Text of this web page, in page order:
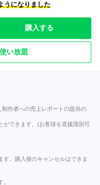
うになりました
購入する
い放題
作者への売上レポートの提供の
ができます。(お客様を直接識別可
。購入後のキャンセルはできま